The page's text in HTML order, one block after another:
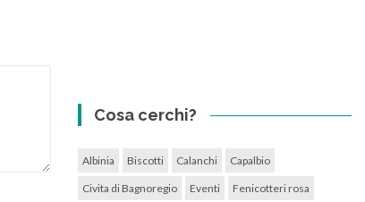
Cosa cerchi?
Albinia Biscotti Calanchi Capalbio
Civita di Bagnoregio Eventi Fenicotteri rosa